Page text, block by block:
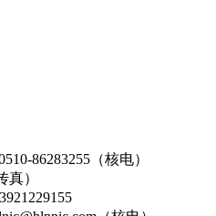
86283255（核电）
）